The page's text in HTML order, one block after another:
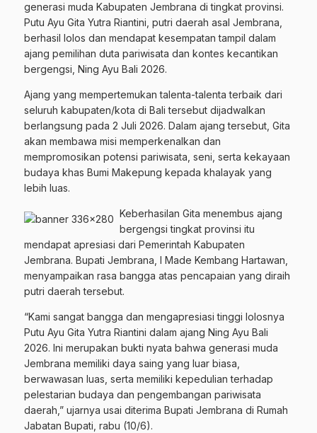
generasi muda Kabupaten Jembrana di tingkat provinsi.
Putu Ayu Gita Yutra Riantini, putri daerah asal Jembrana,
berhasil lolos dan mendapat kesempatan tampil dalam
ajang pemilihan duta pariwisata dan kontes kecantikan
bergengsi, Ning Ayu Bali 2026.
Ajang yang mempertemukan talenta-talenta terbaik dari
seluruh kabupaten/kota di Bali tersebut dijadwalkan
berlangsung pada 2 Juli 2026. Dalam ajang tersebut, Gita
akan membawa misi memperkenalkan dan
mempromosikan potensi pariwisata, seni, serta kekayaan
budaya khas Bumi Makepung kepada khalayak yang
lebih luas.
Keberhasilan Gita menembus ajang
bergengsi tingkat provinsi itu
mendapat apresiasi dari Pemerintah Kabupaten
Jembrana. Bupati Jembrana, I Made Kembang Hartawan,
menyampaikan rasa bangga atas pencapaian yang diraih
putri daerah tersebut.
“Kami sangat bangga dan mengapresiasi tinggi lolosnya
Putu Ayu Gita Yutra Riantini dalam ajang Ning Ayu Bali
2026. Ini merupakan bukti nyata bahwa generasi muda
Jembrana memiliki daya saing yang luar biasa,
berwawasan luas, serta memiliki kepedulian terhadap
pelestarian budaya dan pengembangan pariwisata
daerah,” ujarnya usai diterima Bupati Jembrana di Rumah
Jabatan Bupati, rabu (10/6).